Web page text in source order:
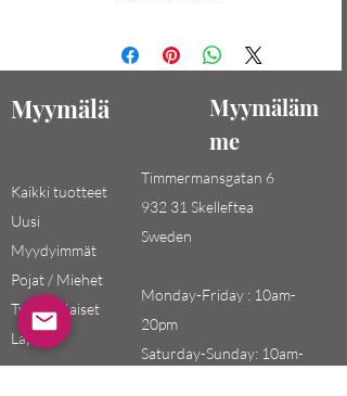
Myymälä
Myymäläm
me
Kaikki tuotteet
Uusi
Myydyimmät
Pojat / Miehet
Tytöt / Naiset
Lapset
Timmermansgatan 6
932 31 Skelleftea
Sweden
Monday-Friday : 10am-
20pm
Saturday-Sunday: 10am-